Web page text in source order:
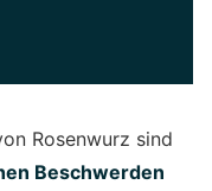
Rosenwurz sind
Beschwerden